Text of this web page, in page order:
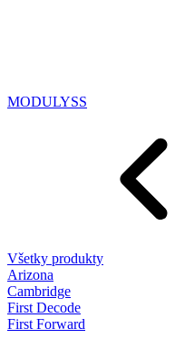
MODULYSS
Všetky produkty
Arizona
Cambridge
First Decode
First Forward